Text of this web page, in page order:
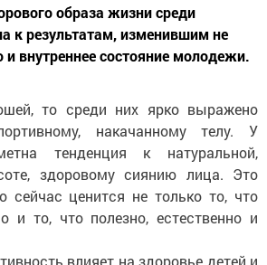
образа жизни среди
к результатам, изменившим не
внутреннее состояние молодежи.
то среди них ярко выражено
накачанному телу. У
тенденция к натуральной,
здоровому сиянию лица. Это
сейчас ценится не только то, что
и то, что полезно, естественно и
влияет на здоровье детей и